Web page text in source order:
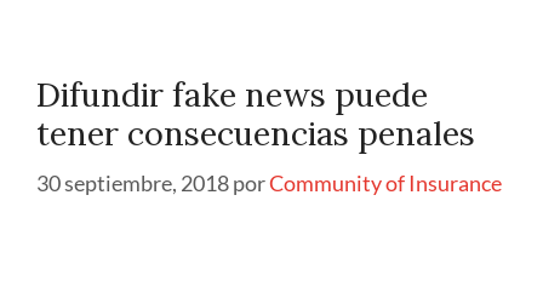
Difundir fake news puede
tener consecuencias penales
30 septiembre, 2018porCommunity of Insurance